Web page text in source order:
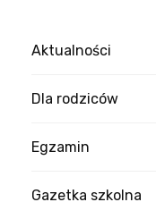
Aktualności
Dla rodziców
Egzamin
Gazetka szkolna